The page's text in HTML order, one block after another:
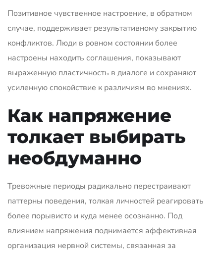
Позитивное чувственное настроение, в обратном
случае, поддерживает результативному закрытию
конфликтов. Люди в ровном состоянии более
настроены находить соглашения, показывают
выраженную пластичность в диалоге и сохраняют
усиленную спокойствие к различиям во мнениях.
Как напряжение
толкает выбирать
необдуманно
Тревожные периоды радикально перестраивают
паттерны поведения, толкая личностей реагировать
более порывисто и куда менее осознанно. Под
влиянием напряжения поднимается аффективная
организация нервной системы, связанная за